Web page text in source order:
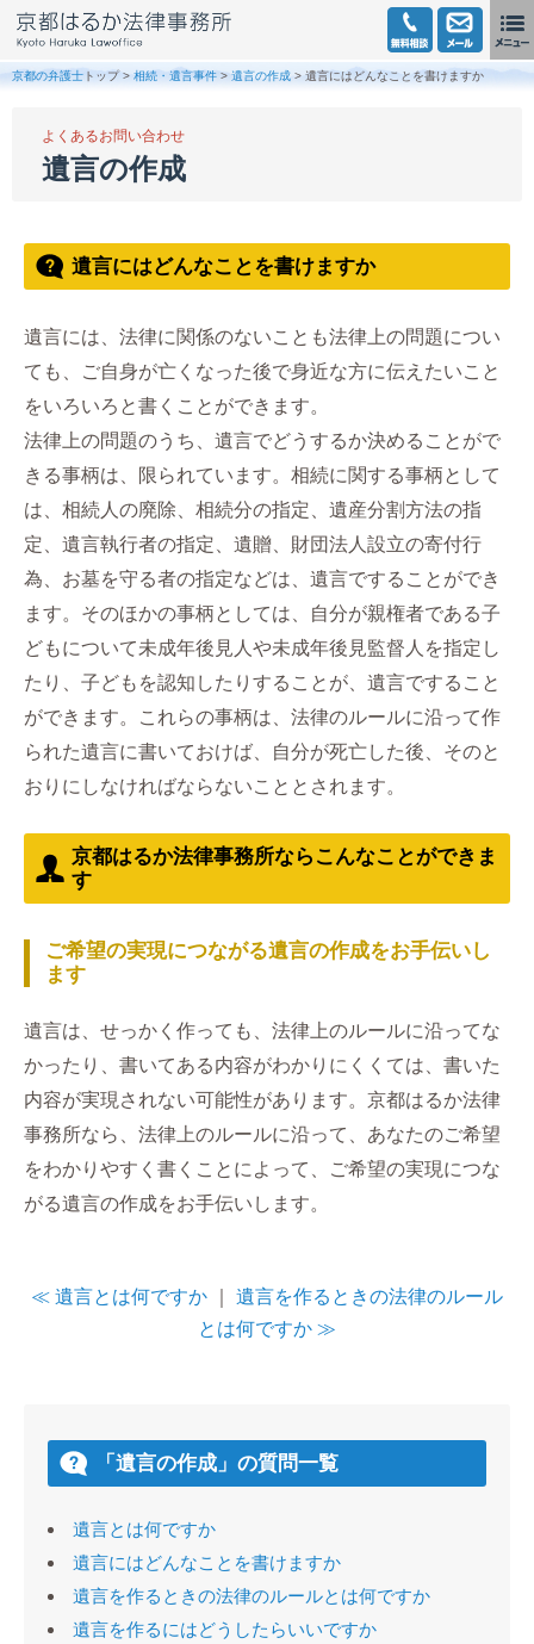
京都の弁護士 トップ > 相続・遺言事件 > 遺言の作成 > 遺言にはどんなことを書けますか
よくあるお問い合わせ
遺言の作成
遺言にはどんなことを書けますか
遺言には、法律に関係のないことも法律上の問題につい
ても、ご自身が亡くなった後で身近な方に伝えたいこと
をいろいろと書くことができます。
法律上の問題のうち、遺言でどうするか決めることがで
きる事柄は、限られています。相続に関する事柄として
は、相続人の廃除、相続分の指定、遺産分割方法の指
定、遺言執行者の指定、遺贈、財団法人設立の寄付行
為、お墓を守る者の指定などは、遺言ですることができ
ます。そのほかの事柄としては、自分が親権者である子
どもについて未成年後見人や未成年後見監督人を指定し
たり、子どもを認知したりすることが、遺言ですること
ができます。これらの事柄は、法律のルールに沿って作
られた遺言に書いておけば、自分が死亡した後、そのと
おりにしなければならないこととされます。
京都はるか法律事務所ならこんなことができま
す
ご希望の実現につながる遺言の作成をお手伝いし
ます
遺言は、せっかく作っても、法律上のルールに沿ってな
かったり、書いてある内容がわかりにくくては、書いた
内容が実現されない可能性があります。京都はるか法律
事務所なら、法律上のルールに沿って、あなたのご希望
をわかりやすく書くことによって、ご希望の実現につな
がる遺言の作成をお手伝いします。
≪ 遺言とは何ですか
遺言を作るときの法律のルール
とは何ですか ≫
「遺言の作成」の質問一覧
遺言とは何ですか
遺言にはどんなことを書けますか
遺言を作るときの法律のルールとは何ですか
遺言を作るにはどうしたらいいですか